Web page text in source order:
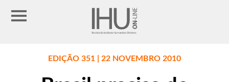
EDIÇÃO 351 | 22 NOVEMBRO 2010